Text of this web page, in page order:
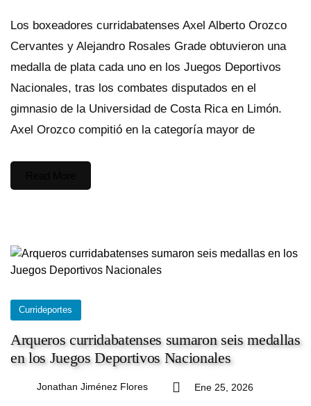
Los boxeadores curridabatenses Axel Alberto Orozco
Cervantes y Alejandro Rosales Grade obtuvieron una
medalla de plata cada uno en los Juegos Deportivos
Nacionales, tras los combates disputados en el
gimnasio de la Universidad de Costa Rica en Limón.
Axel Orozco compitió en la categoría mayor de
Currideportes
Arqueros curridabatenses sumaron seis medallas
en los Juegos Deportivos Nacionales
Jonathan Jiménez Flores Ene 25, 2026